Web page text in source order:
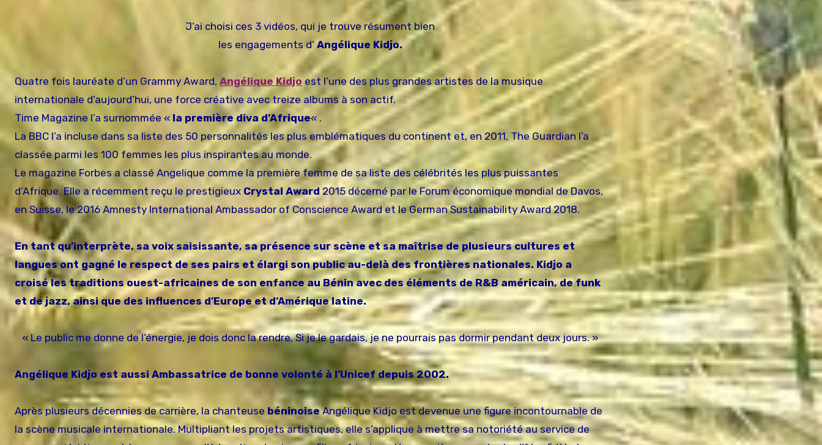
J’ai choisi ces 3 vidéos, qui je trouve résument bien
les engagements d’ Angélique Kidjo.
Quatre fois lauréate d’un Grammy Award, Angélique Kidjo est l’une des plus grandes artistes de la musique
internationale d’aujourd’hui, une force créative avec treize albums à son actif.
Time Magazine l’a surnommée « la première diva d’Afrique« .
La BBC l’a incluse dans sa liste des 50 personnalités les plus emblématiques du continent et, en 2011, The Guardian l’a
classée parmi les 100 femmes les plus inspirantes au monde.
Le magazine Forbes a classé Angelique comme la première femme de sa liste des célébrités les plus puissantes
d’Afrique. Elle a récemment reçu le prestigieux Crystal Award 2015 décerné par le Forum économique mondial de Davos,
en Suisse, le 2016 Amnesty International Ambassador of Conscience Award et le German Sustainability Award 2018.
En tant qu’interprète, sa voix saisissante, sa présence sur scène et sa maîtrise de plusieurs cultures et
langues ont gagné le respect de ses pairs et élargi son public au-delà des frontières nationales. Kidjo a
croisé les traditions ouest-africaines de son enfance au Bénin avec des éléments de R&B américain, de funk
et de jazz, ainsi que des influences d’Europe et d’Amérique latine.
« Le public me donne de l’énergie, je dois donc la rendre. Si je le gardais, je ne pourrais pas dormir pendant deux jours. »
Angélique Kidjo est aussi Ambassatrice de bonne volonté à l’Unicef depuis 2002.
Après plusieurs décennies de carrière, la chanteuse béninoiseAngélique Kidjo est devenue une figure incontournable de
la scène musicale internationale. Multipliant les projets artistiques, elle s’applique à mettre sa notoriété au service de